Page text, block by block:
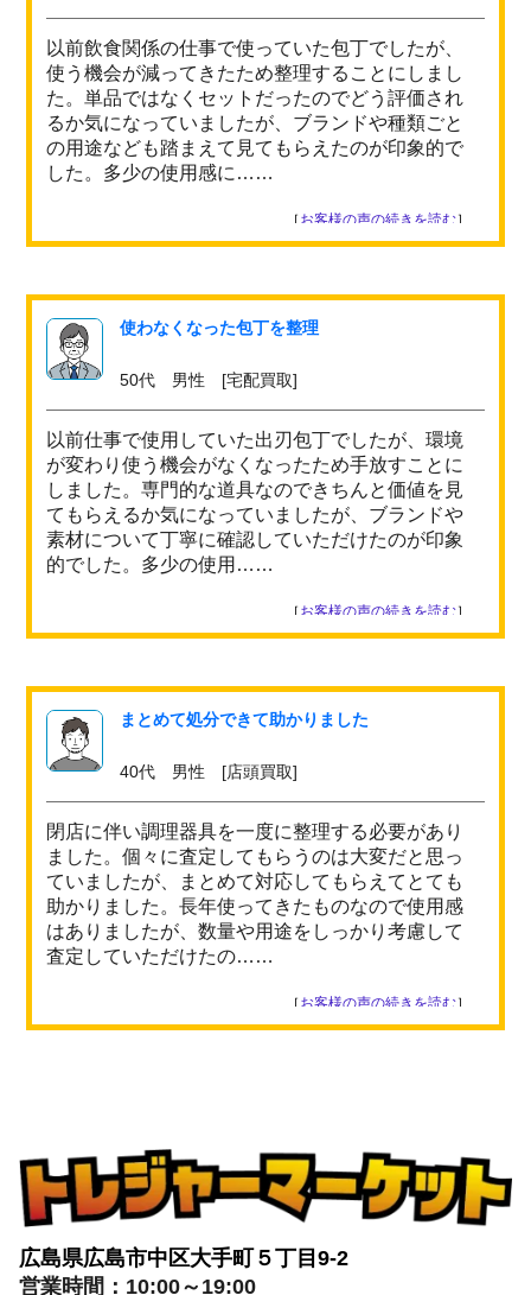
以前飲食関係の仕事で使っていた包丁でしたが、
使う機会が減ってきたため整理することにしまし
た。単品ではなくセットだったのでどう評価され
るか気になっていましたが、ブランドや種類ごと
の用途なども踏まえて見てもらえたのが印象的で
した。多少の使用感に……
［ お客様の声の続きを読む］
使わなくなった包丁を整理
50代 男性 [宅配買取]
以前仕事で使用していた出刃包丁でしたが、環境
が変わり使う機会がなくなったため手放すことに
しました。専門的な道具なのできちんと価値を見
てもらえるか気になっていましたが、ブランドや
素材について丁寧に確認していただけたのが印象
的でした。多少の使用……
［ お客様の声の続きを読む］
まとめて処分できて助かりました
40代 男性 [店頭買取]
閉店に伴い調理器具を一度に整理する必要があり
ました。個々に査定してもらうのは大変だと思っ
ていましたが、まとめて対応してもらえてとても
助かりました。長年使ってきたものなので使用感
はありましたが、数量や用途をしっかり考慮して
査定していただけたの……
［ お客様の声の続きを読む］
広島県広島市中区大手町５丁目9-2
営業時間：10:00～19:00